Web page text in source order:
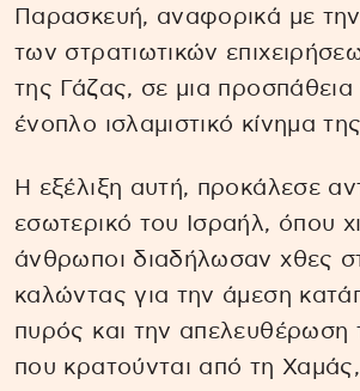
Παρασκευή, αναφορικά με
των στρατιωτικών
της Γάζας, σε μια προσπάθεια
ένοπλο ισλαμιστικό κίνημα
Η εξέλιξη αυτή, προκάλεσε
εσωτερικό του Ισραήλ, όπου
άνθρωποι διαδήλωσαν χθες
καλώντας για την άμεση
πυρός και την
που κρατούνται από τη